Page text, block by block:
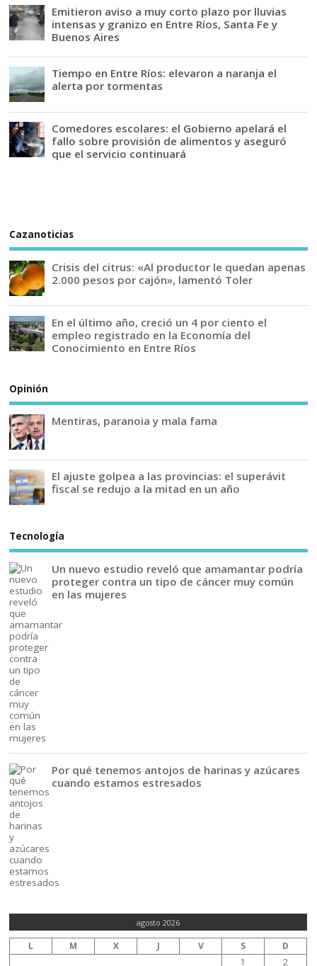
Emitieron aviso a muy corto plazo por lluvias
intensas y granizo en Entre Ríos, Santa Fe y
Buenos Aires
Tiempo en Entre Ríos: elevaron a naranja el
alerta por tormentas
Comedores escolares: el Gobierno apelará el
fallo sobre provisión de alimentos y aseguró
que el servicio continuará
Cazanoticias
Crisis del citrus: «Al productor le quedan apenas
2.000 pesos por cajón», lamentó Toler
En el último año, creció un 4 por ciento el
empleo registrado en la Economía del
Conocimiento en Entre Ríos
Opinión
Mentiras, paranoia y mala fama
El ajuste golpea a las provincias: el superávit
fiscal se redujo a la mitad en un año
Tecnología
Un nuevo estudio reveló que amamantar podría
proteger contra un tipo de cáncer muy común
en las mujeres
Por qué tenemos antojos de harinas y azúcares
cuando estamos estresados
agosto 2026
L M X J V S
D
1
2